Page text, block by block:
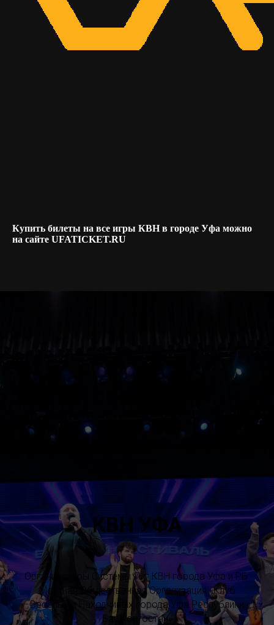
Купить билеты на все игры КВН в городе Уфа можно
на сайте UFATICKET.RU
КВН УФА
Организаторы Системы Лиг КВН города Уфа и РБ:
Местная Общественная Организация «Клуб
Весёлых и Находчивых города Уфа Республики
Башкортостан»